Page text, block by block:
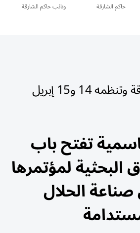
حاكم الشارقة
ونائب حاكم الشارقة
برعاية حاكم الشارقة وتنظمه 14 و15 إبريل
تفتح باب
البحثية لمؤتمرها
الحلال